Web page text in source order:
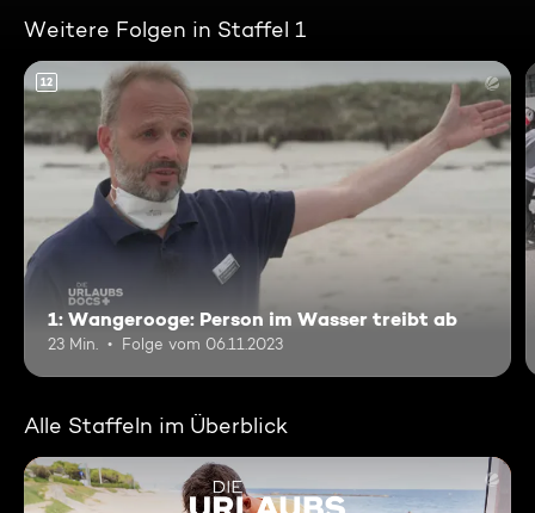
Weitere Folgen in Staffel 1
12
1: Wangerooge: Person im Wasser treibt ab
23 Min. Folge vom 06.11.2023
Alle Staffeln im Überblick